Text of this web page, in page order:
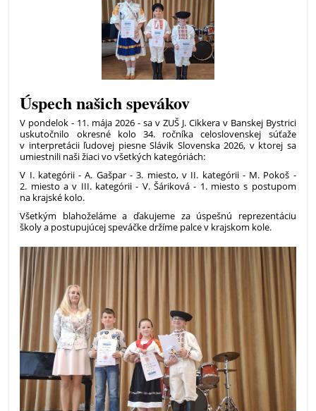
Úspech našich spevákov
V pondelok - 11. mája 2026 - sa v ZUŠ J. Cikkera v Banskej Bystrici
uskutočnilo okresné kolo 34. ročníka celoslovenskej súťaže
v interpretácii ľudovej piesne Slávik Slovenska 2026, v ktorej sa
umiestnili naši žiaci vo všetkých kategóriách:
V I. kategórii - A. Gašpar - 3. miesto, v II. kategórii - M. Pokoš -
2. miesto a v III. kategórii - V. Šáriková - 1. miesto s postupom
na krajské kolo.
Všetkým blahoželáme a ďakujeme za úspešnú reprezentáciu
školy a postupujúcej speváčke držíme palce v krajskom kole.